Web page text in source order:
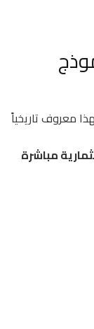
معروف تاريخياً
مباشرة